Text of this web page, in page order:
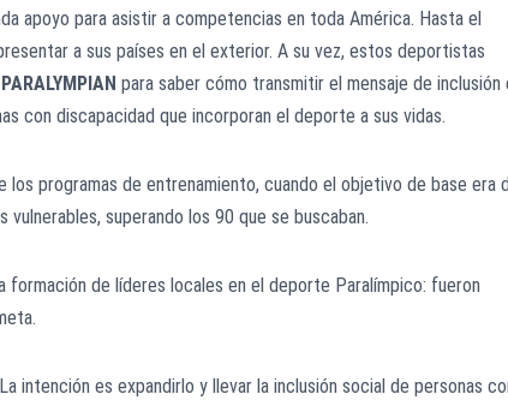
apoyo para asistir a competencias en toda América. Hasta el
a sus países en el exterior. A su vez, estos deportistas
para saber cómo transmitir el mensaje de inclusión
con discapacidad que incorporan el deporte a sus vidas.
programas de entrenamiento, cuando el objetivo de base era
superando los 90 que se buscaban.
de líderes locales en el deporte Paralímpico: fueron
intención es expandirlo y llevar la inclusión social de personas